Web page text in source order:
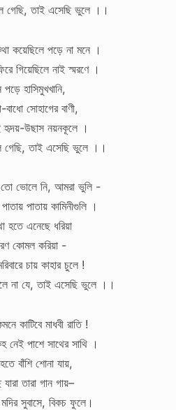
গেছি, তাই এসেছি ভুলে ।।
কয়েছিলে পড়ে না মনে ।
গিয়েছিলে নাই স্মরণে ।
হাসিমুখখানি,
সোহাগের বাণী,
হৃদয়-উছাস নয়নকূলে ।
গেছি, তাই এসেছি ভুলে ।।
তো ভোলে নি, আমরা ভুলি -
পাতায় কামিনীগুলি ।
হতে এনেছে ধরিয়া
কোমল করিয়া -
চায় কাহার চুলে !
না যে, তাই এসেছি ভুলে ।।
কাটিবে মাধবী রাতি !
নেই পাশে সাথের সাথি ।
বাঁশি শোনা যায়,
তারা গান গায়–
সুবাসে, বিকচ ফুলে।